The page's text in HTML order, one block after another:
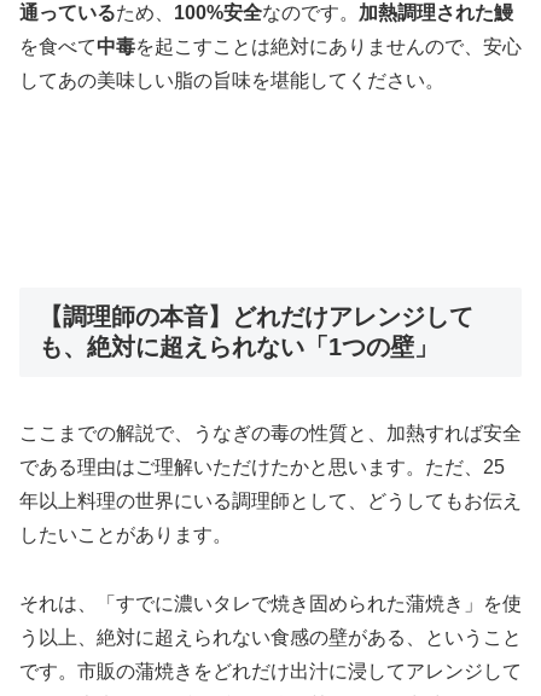
通っているため、 100%安全なのです。 加熱調理された鰻
を食べて中毒を起こすことは絶対にありませんので、安心
してあの美味しい脂の旨味を堪能してください。
【調理師の本音】どれだけアレンジして
も、絶対に超えられない「1つの壁」
ここまでの解説で、うなぎの毒の性質と、加熱すれば安全
である理由はご理解いただけたかと思います。ただ、25
年以上料理の世界にいる調理師として、どうしてもお伝え
したいことがあります。
それは、「すでに濃いタレで焼き固められた蒲焼き」を使
う以上、絶対に超えられない食感の壁がある、ということ
です。市販の蒲焼きをどれだけ出汁に浸してアレンジして